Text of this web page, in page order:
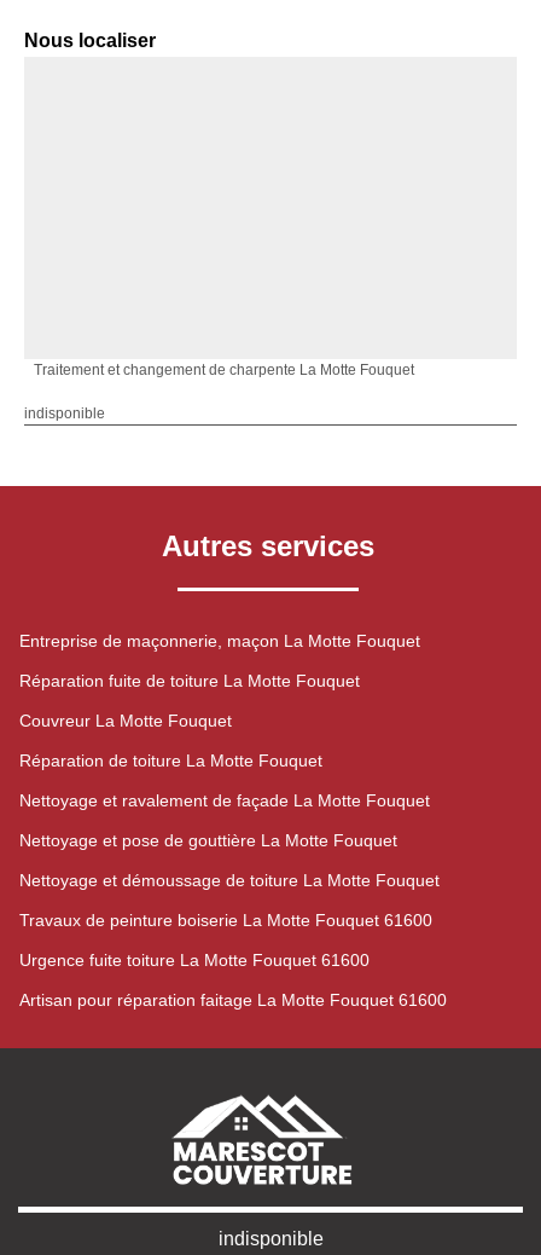
Nous localiser
Traitement et changement de charpente La Motte Fouquet
indisponible
Autres services
Entreprise de maçonnerie, maçon La Motte Fouquet
Réparation fuite de toiture La Motte Fouquet
Couvreur La Motte Fouquet
Réparation de toiture La Motte Fouquet
Nettoyage et ravalement de façade La Motte Fouquet
Nettoyage et pose de gouttière La Motte Fouquet
Nettoyage et démoussage de toiture La Motte Fouquet
Travaux de peinture boiserie La Motte Fouquet 61600
Urgence fuite toiture La Motte Fouquet 61600
Artisan pour réparation faitage La Motte Fouquet 61600
indisponible